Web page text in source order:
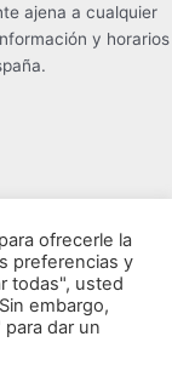
ajena a cualquier
y horarios
| Creada por
ofrecerle la
preferencias y
todas", usted
embargo,
dar un